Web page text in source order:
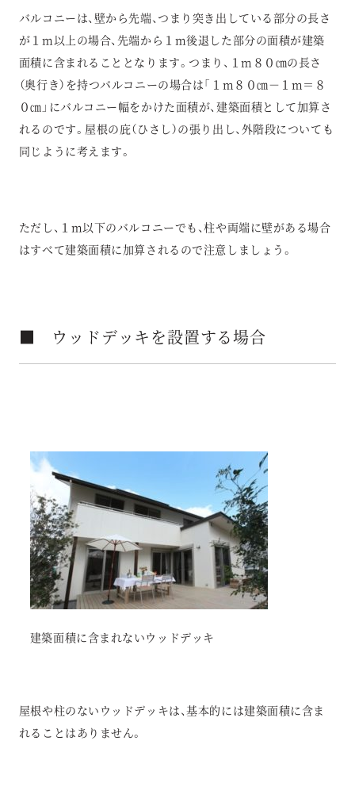
バルコニーは、壁から先端、つまり突き出している部分の長さ
が１m以上の場合、先端から１m後退した部分の面積が建築
面積に含まれることとなります。つまり、１m８０㎝の長さ
（奥行き）を持つバルコニーの場合は「１m８０㎝－１m＝８
０㎝」にバルコニー幅をかけた面積が、建築面積として加算さ
れるのです。屋根の庇（ひさし）の張り出し、外階段についても
同じように考えます。
ただし、１m以下のバルコニーでも、柱や両端に壁がある場合
はすべて建築面積に加算されるので注意しましょう。
■ ウッドデッキを設置する場合
建築面積に含まれないウッドデッキ
屋根や柱のないウッドデッキは、基本的には建築面積に含ま
れることはありません。